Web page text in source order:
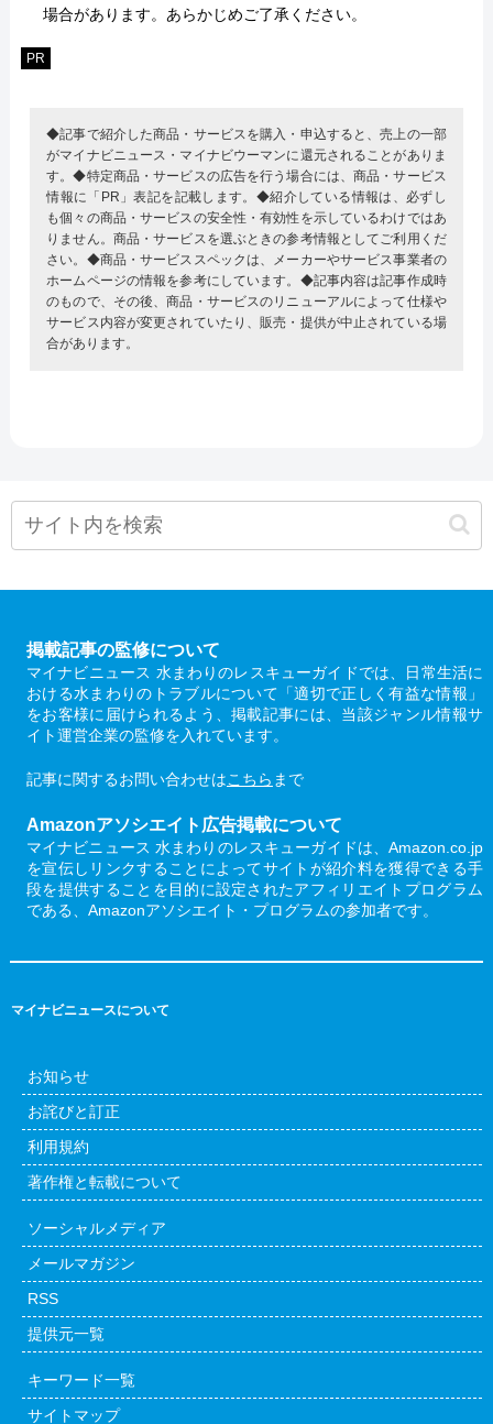
場合があります。あらかじめご了承ください。
PR
◆記事で紹介した商品・サービスを購入・申込すると、売上の一部
がマイナビニュース・マイナビウーマンに還元されることがありま
す。◆特定商品・サービスの広告を行う場合には、商品・サービス
情報に「PR」表記を記載します。◆紹介している情報は、必ずし
も個々の商品・サービスの安全性・有効性を示しているわけではあ
りません。商品・サービスを選ぶときの参考情報としてご利用くだ
さい。◆商品・サービススペックは、メーカーやサービス事業者の
ホームページの情報を参考にしています。◆記事内容は記事作成時
のもので、その後、商品・サービスのリニューアルによって仕様や
サービス内容が変更されていたり、販売・提供が中止されている場
合があります。
掲載記事の監修について
マイナビニュース 水まわりのレスキューガイドでは、日常生活に
おける水まわりのトラブルについて「適切で正しく有益な情報」
をお客様に届けられるよう、掲載記事には、当該ジャンル情報サ
イト運営企業の監修を入れています。
記事に関するお問い合わせはこちら まで
Amazonアソシエイト広告掲載について
マイナビニュース 水まわりのレスキューガイドは、Amazon.co.jp
を宣伝しリンクすることによってサイトが紹介料を獲得できる手
段を提供することを目的に設定されたアフィリエイトプログラム
である、Amazonアソシエイト・プログラムの参加者です。
マイナビニュースについて
お知らせ
お詫びと訂正
利用規約
著作権と転載について
ソーシャルメディア
メールマガジン
RSS
提供元一覧
キーワード一覧
サイトマップ